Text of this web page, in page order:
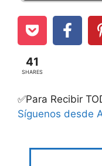
41
SHARES
✅Para Recibir
Síguenos desde